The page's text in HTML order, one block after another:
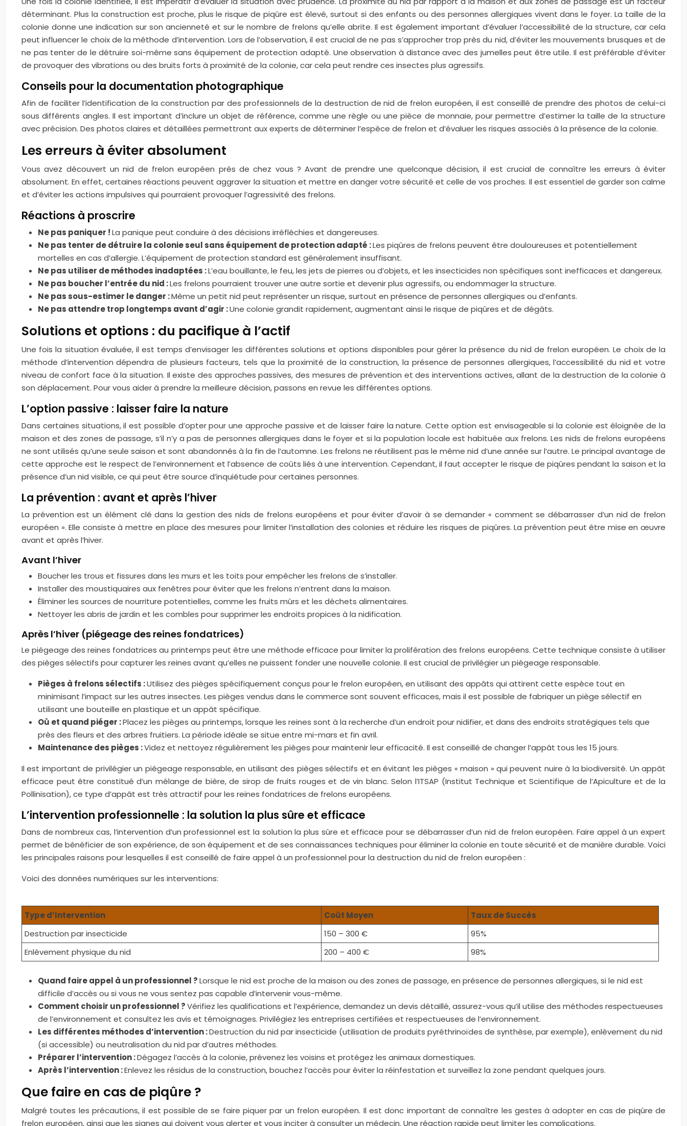
déterminant. Plus la construction est proche, plus le risque de piqûre est élevé, surtout si des enfants ou des personnes allergiques vivent dans le foyer. La taille de la
colonie donne une indication sur son ancienneté et sur le nombre de frelons qu’elle abrite. Il est également important d’évaluer l’accessibilité de la structure, car cela
peut influencer le choix de la méthode d’intervention. Lors de l’observation, il est crucial de ne pas s’approcher trop près du nid, d’éviter les mouvements brusques et de
ne pas tenter de le détruire soi-même sans équipement de protection adapté. Une observation à distance avec des jumelles peut être utile. Il est préférable d’éviter
de provoquer des vibrations ou des bruits forts à proximité de la colonie, car cela peut rendre ces insectes plus agressifs.
Conseils pour la documentation photographique
Afin de faciliter l’identification de la construction par des professionnels de la destruction de nid de frelon européen, il est conseillé de prendre des photos de celui-ci
sous différents angles. Il est important d’inclure un objet de référence, comme une règle ou une pièce de monnaie, pour permettre d’estimer la taille de la structure
avec précision. Des photos claires et détaillées permettront aux experts de déterminer l’espèce de frelon et d’évaluer les risques associés à la présence de la colonie.
Les erreurs à éviter absolument
Vous avez découvert un nid de frelon européen près de chez vous ? Avant de prendre une quelconque décision, il est crucial de connaître les erreurs à éviter
absolument. En effet, certaines réactions peuvent aggraver la situation et mettre en danger votre sécurité et celle de vos proches. Il est essentiel de garder son calme
et d’éviter les actions impulsives qui pourraient provoquer l’agressivité des frelons.
Réactions à proscrire
Ne pas paniquer !La panique peut conduire à des décisions irréfléchies et dangereuses.
Ne pas tenter de détruire la colonie seul sans équipement de protection adapté :Les piqûres de frelons peuvent être douloureuses et potentiellement
mortelles en cas d’allergie. L’équipement de protection standard est généralement insuffisant.
Ne pas utiliser de méthodes inadaptées :L’eau bouillante, le feu, les jets de pierres ou d’objets, et les insecticides non spécifiques sont inefficaces et dangereux.
Ne pas boucher l’entrée du nid :Les frelons pourraient trouver une autre sortie et devenir plus agressifs, ou endommager la structure.
Ne pas sous-estimer le danger :Même un petit nid peut représenter un risque, surtout en présence de personnes allergiques ou d’enfants.
Ne pas attendre trop longtemps avant d’agir :Une colonie grandit rapidement, augmentant ainsi le risque de piqûres et de dégâts.
Solutions et options : du pacifique à l’actif
Une fois la situation évaluée, il est temps d’envisager les différentes solutions et options disponibles pour gérer la présence du nid de frelon européen. Le choix de la
méthode d’intervention dépendra de plusieurs facteurs, tels que la proximité de la construction, la présence de personnes allergiques, l’accessibilité du nid et votre
niveau de confort face à la situation. Il existe des approches passives, des mesures de prévention et des interventions actives, allant de la destruction de la colonie à
son déplacement. Pour vous aider à prendre la meilleure décision, passons en revue les différentes options.
L’option passive : laisser faire la nature
Dans certaines situations, il est possible d’opter pour une approche passive et de laisser faire la nature. Cette option est envisageable si la colonie est éloignée de la
maison et des zones de passage, s’il n’y a pas de personnes allergiques dans le foyer et si la population locale est habituée aux frelons. Les nids de frelons européens
ne sont utilisés qu’une seule saison et sont abandonnés à la fin de l’automne. Les frelons ne réutilisent pas le même nid d’une année sur l’autre. Le principal avantage de
cette approche est le respect de l’environnement et l’absence de coûts liés à une intervention. Cependant, il faut accepter le risque de piqûres pendant la saison et la
présence d’un nid visible, ce qui peut être source d’inquiétude pour certaines personnes.
La prévention : avant et après l’hiver
La prévention est un élément clé dans la gestion des nids de frelons européens et pour éviter d’avoir à se demander « comment se débarrasser d’un nid de frelon
européen ». Elle consiste à mettre en place des mesures pour limiter l’installation des colonies et réduire les risques de piqûres. La prévention peut être mise en œuvre
avant et après l’hiver.
Avant l’hiver
Boucher les trous et fissures dans les murs et les toits pour empêcher les frelons de s’installer.
Installer des moustiquaires aux fenêtres pour éviter que les frelons n’entrent dans la maison.
Éliminer les sources de nourriture potentielles, comme les fruits mûrs et les déchets alimentaires.
Nettoyer les abris de jardin et les combles pour supprimer les endroits propices à la nidification.
Après l’hiver (piégeage des reines fondatrices)
Le piégeage des reines fondatrices au printemps peut être une méthode efficace pour limiter la prolifération des frelons européens. Cette technique consiste à utiliser
des pièges sélectifs pour capturer les reines avant qu’elles ne puissent fonder une nouvelle colonie. Il est crucial de privilégier un piégeage responsable.
Pièges à frelons sélectifs :Utilisez des pièges spécifiquement conçus pour le frelon européen, en utilisant des appâts qui attirent cette espèce tout en
minimisant l’impact sur les autres insectes. Les pièges vendus dans le commerce sont souvent efficaces, mais il est possible de fabriquer un piège sélectif en
utilisant une bouteille en plastique et un appât spécifique.
Où et quand piéger :Placez les pièges au printemps, lorsque les reines sont à la recherche d’un endroit pour nidifier, et dans des endroits stratégiques tels que
près des fleurs et des arbres fruitiers. La période idéale se situe entre mi-mars et fin avril.
Maintenance des pièges :Videz et nettoyez régulièrement les pièges pour maintenir leur efficacité. Il est conseillé de changer l’appât tous les 15 jours.
Il est important de privilégier un piégeage responsable, en utilisant des pièges sélectifs et en évitant les pièges « maison » qui peuvent nuire à la biodiversité. Un appât
efficace peut être constitué d’un mélange de bière, de sirop de fruits rouges et de vin blanc. Selon l’ITSAP (Institut Technique et Scientifique de l’Apiculture et de la
Pollinisation), ce type d’appât est très attractif pour les reines fondatrices de frelons européens.
L’intervention professionnelle : la solution la plus sûre et efficace
Dans de nombreux cas, l’intervention d’un professionnel est la solution la plus sûre et efficace pour se débarrasser d’un nid de frelon européen. Faire appel à un expert
permet de bénéficier de son expérience, de son équipement et de ses connaissances techniques pour éliminer la colonie en toute sécurité et de manière durable. Voici
les principales raisons pour lesquelles il est conseillé de faire appel à un professionnel pour la destruction du nid de frelon européen :
Voici des données numériques sur les interventions:
Type d’Intervention Coût Moyen
Taux de Succès
Destruction par insecticide
150 – 300 €
95%
Enlèvement physique du nid
200 – 400 € 98%
Quand faire appel à un professionnel ?Lorsque le nid est proche de la maison ou des zones de passage, en présence de personnes allergiques, si le nid est
difficile d’accès ou si vous ne vous sentez pas capable d’intervenir vous-même.
Comment choisir un professionnel ?Vérifiez les qualifications et l’expérience, demandez un devis détaillé, assurez-vous qu’il utilise des méthodes respectueuses
de l’environnement et consultez les avis et témoignages. Privilégiez les entreprises certifiées et respectueuses de l’environnement.
Les différentes méthodes d’intervention :Destruction du nid par insecticide (utilisation de produits pyréthrinoïdes de synthèse, par exemple), enlèvement du nid
(si accessible) ou neutralisation du nid par d’autres méthodes.
Préparer l’intervention :Dégagez l’accès à la colonie, prévenez les voisins et protégez les animaux domestiques.
Après l’intervention :Enlevez les résidus de la construction, bouchez l’accès pour éviter la réinfestation et surveillez la zone pendant quelques jours.
Que faire en cas de piqûre ?
Malgré toutes les précautions, il est possible de se faire piquer par un frelon européen. Il est donc important de connaître les gestes à adopter en cas de piqûre de
frelon européen, ainsi que les signes qui doivent vous alerter et vous inciter à consulter un médecin. Une réaction rapide peut limiter les complications.